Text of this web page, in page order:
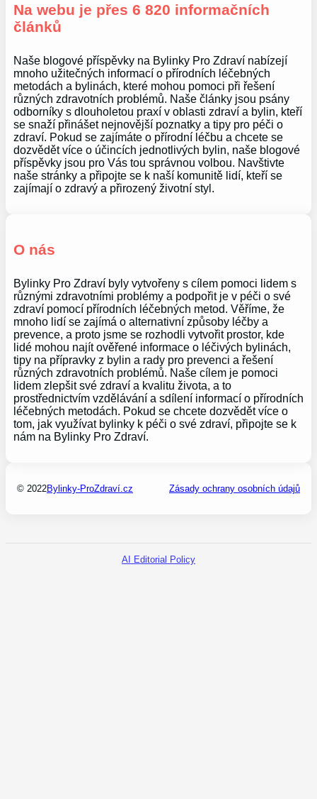
Na webu je přes 6 820 informačních
článků
Naše blogové příspěvky na Bylinky Pro Zdraví nabízejí
mnoho užitečných informací o přírodních léčebných
metodách a bylinách, které mohou pomoci při řešení
různých zdravotních problémů. Naše články jsou psány
odborníky s dlouholetou praxí v oblasti zdraví a bylin, kteří
se snaží přinášet nejnovější poznatky a tipy pro péči o
zdraví. Pokud se zajímáte o přírodní léčbu a chcete se
dozvědět více o účincích jednotlivých bylin, naše blogové
příspěvky jsou pro Vás tou správnou volbou. Navštivte
naše stránky a připojte se k naší komunitě lidí, kteří se
zajímají o zdravý a přirozený životní styl.
O nás
Bylinky Pro Zdraví byly vytvořeny s cílem pomoci lidem s
různými zdravotními problémy a podpořit je v péči o své
zdraví pomocí přírodních léčebných metod. Věříme, že
mnoho lidí se zajímá o alternativní způsoby léčby a
prevence, a proto jsme se rozhodli vytvořit prostor, kde
lidé mohou najít ověřené informace o léčivých bylinách,
tipy na přípravky z bylin a rady pro prevenci a řešení
různých zdravotních problémů. Naše cílem je pomoci
lidem zlepšit své zdraví a kvalitu života, a to
prostřednictvím vzdělávání a sdílení informací o přírodních
léčebných metodách. Pokud se chcete dozvědět více o
tom, jak využívat bylinky k péči o své zdraví, připojte se k
nám na Bylinky Pro Zdraví.
© 2022Bylinky-ProZdraví.cz Zásady ochrany osobních údajů
AI Editorial Policy